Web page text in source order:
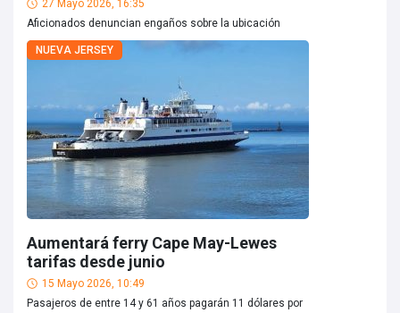
27 Mayo 2026, 16:35
Aficionados denuncian engaños sobre la ubicación
NUEVA JERSEY
Aumentará ferry Cape May-Lewes
tarifas desde junio
15 Mayo 2026, 10:49
Pasajeros de entre 14 y 61 años pagarán 11 dólares por